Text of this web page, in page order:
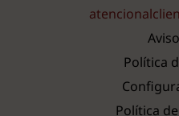
Política
Política